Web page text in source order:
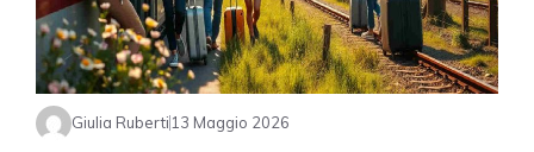
Giulia Ruberti13 Maggio 2026